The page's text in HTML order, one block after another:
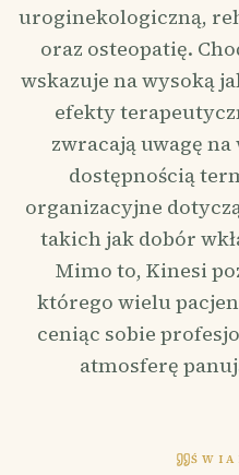
uroginekologiczną,
oraz osteopatię.
wskazuje na wysoką
efekty
zwracają uwagę
dostępnością
organizacyjne
takich jak dobór
Mimo to, Kinesi
którego wielu
ceniąc sobie
atmosferę